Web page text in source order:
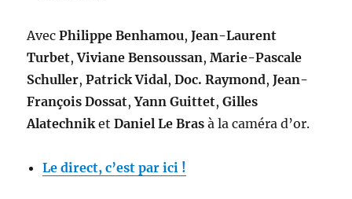
AvecPhilippe Benhamou,Jean-Laurent
Turbet,Viviane Bensoussan,Marie-Pascale
Schuller,Patrick Vidal,Doc. Raymond,Jean-
François Dossat,Yann Guittet,Gilles
Alatechnik etDaniel Le Bras à la caméra d’or.
Le direct, c’est par ici !